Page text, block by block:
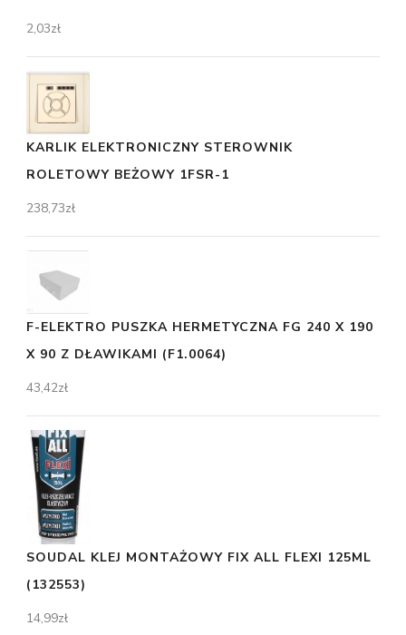
2,03zł
KARLIK ELEKTRONICZNY STEROWNIK
ROLETOWY BEŻOWY 1FSR-1
238,73zł
F-ELEKTRO PUSZKA HERMETYCZNA FG 240 X 190
X 90 Z DŁAWIKAMI (F1.0064)
43,42zł
SOUDAL KLEJ MONTAŻOWY FIX ALL FLEXI 125ML
(132553)
14,99zł